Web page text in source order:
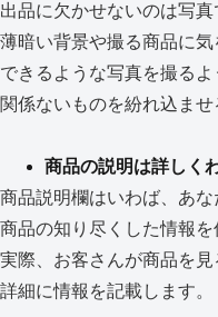
出品に欠かせないのは写真
薄暗い背景や撮る商品に
できるような写真を撮るよ
関係ないものを紛れ込ませ
商品の説明は詳しく
商品説明欄はいわば、あ
商品の知り尽くした情報を
実際、お客さんが商品を
詳細に情報を記載します。